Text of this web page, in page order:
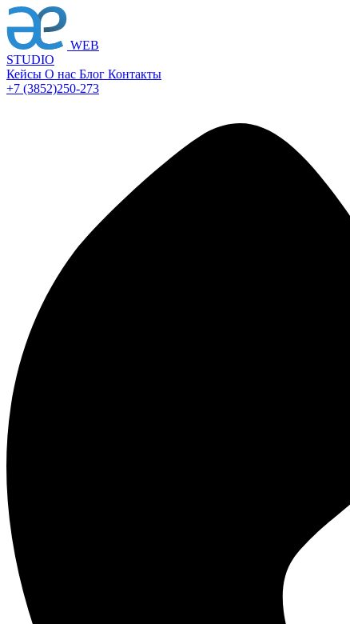
WEB
STUDIO
Кейсы О нас Блог Контакты
+7 (3852)250-273